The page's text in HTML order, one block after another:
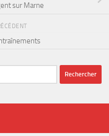
sur Marne